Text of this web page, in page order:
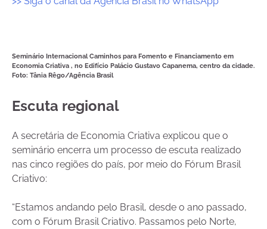
Seminário Internacional Caminhos para Fomento e Financiamento em
Economia Criativa , no Edifício Palácio Gustavo Capanema, centro da cidade.
Foto: Tânia Rêgo/Agência Brasil
Escuta regional
A secretária de Economia Criativa explicou que o
seminário encerra um processo de escuta realizado
nas cinco regiões do país, por meio do Fórum Brasil
Criativo:
“Estamos andando pelo Brasil, desde o ano passado,
com o Fórum Brasil Criativo. Passamos pelo Norte,